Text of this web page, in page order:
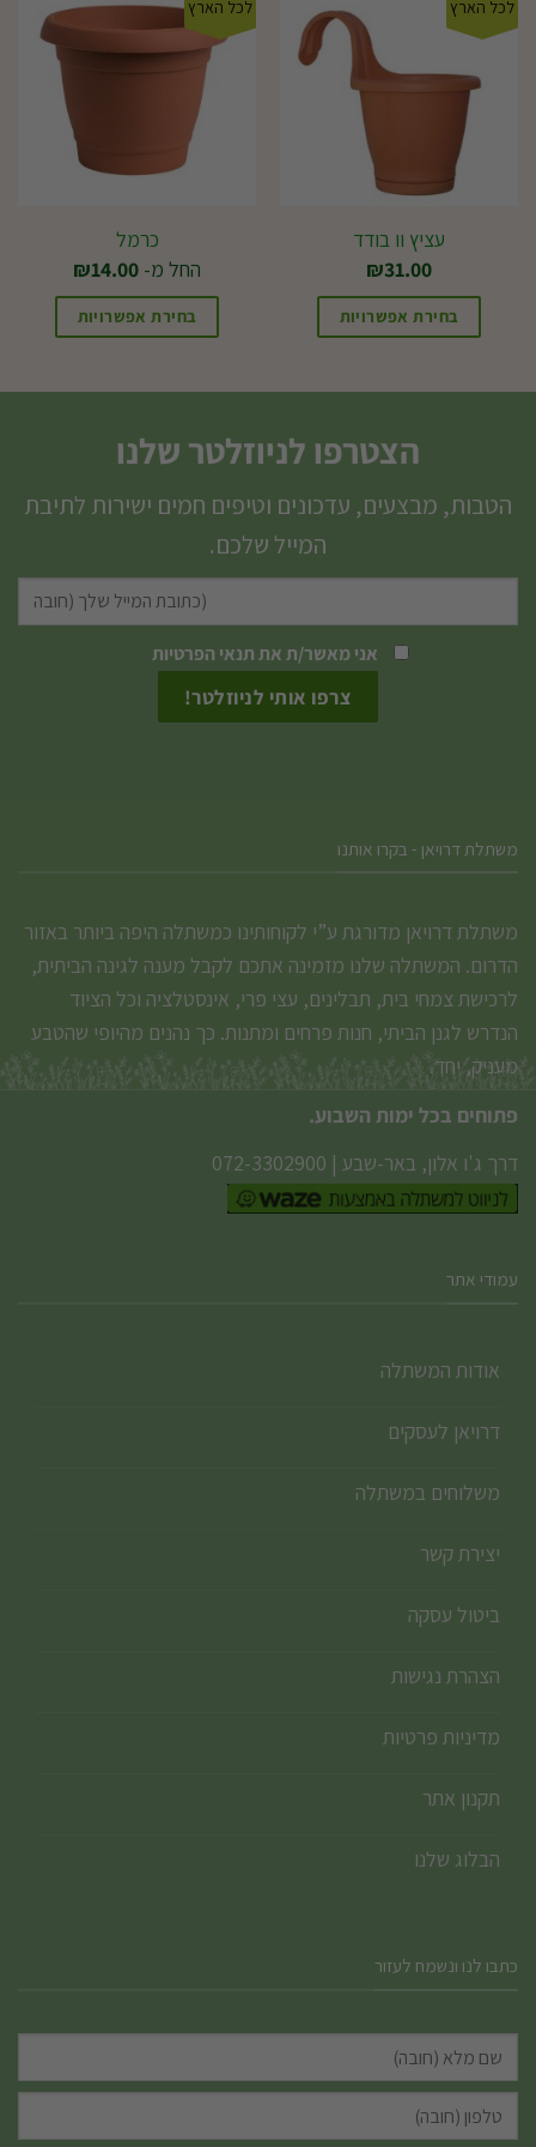
לכל הארץ
עציץ וו בודד
₪31.00
בחירת אפשרויות
זה
מספר
ניתן
האפשרויות
בעמוד
לכל הארץ
כרמל
החל מ-
₪14.00
בחירת אפשרויות
זה
מספר
ניתן
את
האפשרויות
הצטרפו לניוזלטר שלנו
הטבות, מבצעים, עדכונים וטיפים חמים ישירות לתיבת
המייל שלכם.
אני מאשר/ת אתתנאי הפרטיות
משתלת דרויאן - בקרו אותנו
משתלת דרויאן מדורגת ע”י לקוחותינו כמשתלה היפה ביותר באזור
הדרום. המשתלה שלנו מזמינה אתכם לקבל מענה לגינה הביתית,
לרכישת צמחי בית, תבלינים, עצי פרי, אינסטלציה וכל הציוד
הנדרש לגנן הביתי, חנות פרחים ומתנות. כך נהנים מהיופי שהטבע
מעניק, יחד.
פתוחים בכל ימות השבוע.
דרך ג'ו אלון, באר-שבע |
072-3302900
עמודי אתר
אודות המשתלה
דרויאן לעסקים
משלוחים במשתלה
יצירת קשר
ביטול עסקה
הצהרת נגישות
מדיניות פרטיות
תקנון אתר
הבלוג שלנו
כתבו לנו ונשמח לעזור